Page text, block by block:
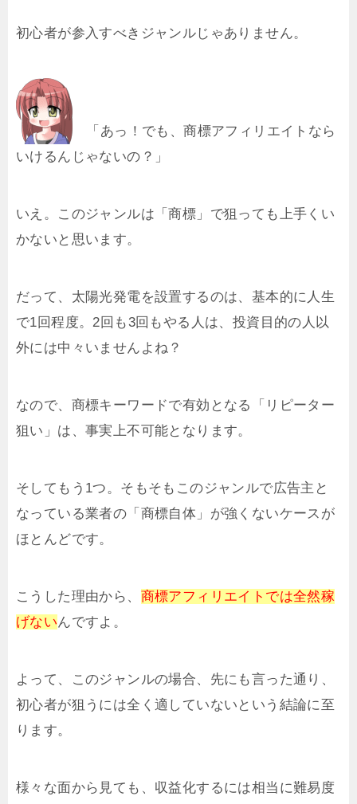
初心者が参入すべきジャンルじゃありません。
「あっ！でも、商標アフィリエイトなら
いけるんじゃないの？」
いえ。このジャンルは「商標」で狙っても上手くい
かないと思います。
だって、太陽光発電を設置するのは、基本的に人生
で1回程度。2回も3回もやる人は、投資目的の人以
外には中々いませんよね？
なので、商標キーワードで有効となる「リピーター
狙い」は、事実上不可能となります。
そしてもう1つ。そもそもこのジャンルで広告主と
なっている業者の「商標自体」が強くないケースが
ほとんどです。
こうした理由から、 商標アフィリエイトでは全然稼
げないんですよ。
よって、このジャンルの場合、先にも言った通り、
初心者が狙うには全く適していないという結論に至
ります。
様々な面から見ても、収益化するには相当に難易度